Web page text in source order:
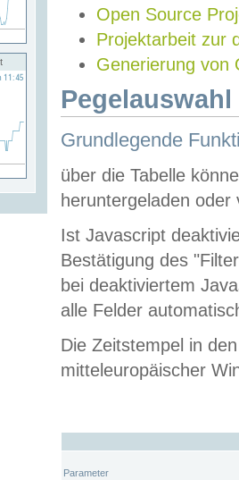
Open Source
Projektarbeit zur
Generierung von
Grundlegende
über die Tabelle
heruntergeladen oder
Ist Javascript
Bestätigung des
bei deaktiviertem
alle Felder
Die Zeitstempel in
mitteleuropäischer
Parameter